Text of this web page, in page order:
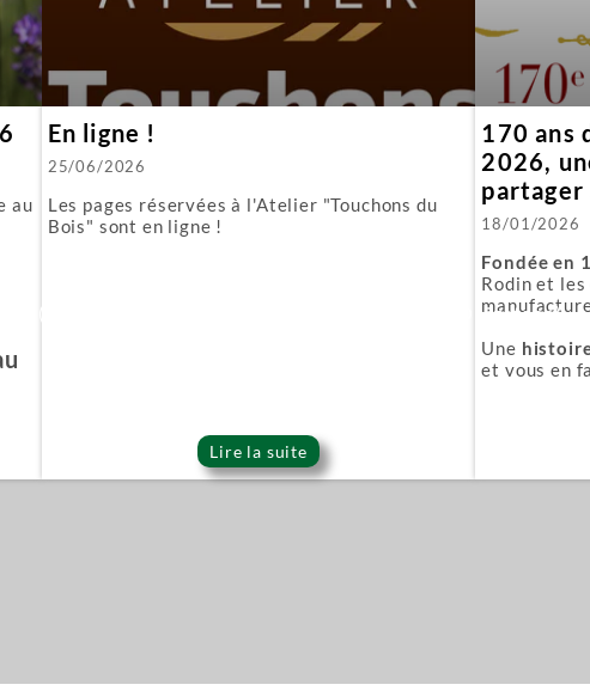
fournissons aussi toutes les lames de rechange.
Or (Gold series) Épée démoniaque (Onigatana)
au
En ligne !
25/06/2026
Les pages réservées à l'Atelier "Touchons du
Bois" sont en ligne !
Lire la suite
170 ans
2026,
partager
18/01/2026
Fondée en
Rodin et les
Une
et vous en